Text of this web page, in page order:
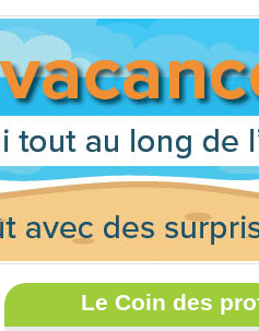
Le Coin des